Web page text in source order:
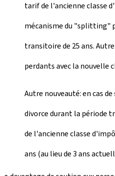
tarif de l'ancienne classe
mécanisme du "splitting"
transitoire de 25 ans.
perdants avec la nouvelle
Autre nouveauté: en cas
divorce durant la période
de l'ancienne classe
ans (au lieu de 3 ans